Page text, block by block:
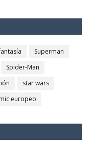
Superman
Spider-Man
star wars
europeo